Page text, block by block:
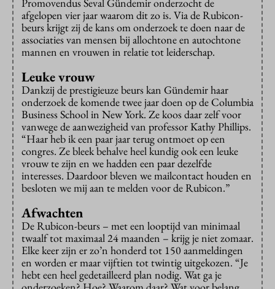
Promovendus Seval Gündemir onderzocht de
afgelopen vier jaar waarom dit zo is. Via de Rubicon-
beurs krijgt zij de kans om onderzoek te doen naar de
associaties van mensen bij allochtone en autochtone
mannen en vrouwen in relatie tot leiderschap.
Leuke vrouw
Dankzij de prestigieuze beurs kan Gündemir haar
onderzoek de komende twee jaar doen op de Columbia
Business School in New York. Ze koos daar zelf voor
vanwege de aanwezigheid van professor Kathy Phillips.
“Haar heb ik een paar jaar terug ontmoet op een
congres. Ze bleek behalve heel kundig ook een leuke
vrouw te zijn en we hadden een paar dezelfde
interesses. Daardoor bleven we mailcontact houden en
besloten we mij aan te melden voor de Rubicon.”
Afwachten
De Rubicon-beurs – met een looptijd van minimaal
twaalf tot maximaal 24 maanden – krijg je niet zomaar.
Elke keer zijn er zo’n honderd tot 150 aanmeldingen
en worden er maar vijftien tot twintig uitgekozen. “Je
hebt een heel gedetailleerd plan nodig. Wat ga je